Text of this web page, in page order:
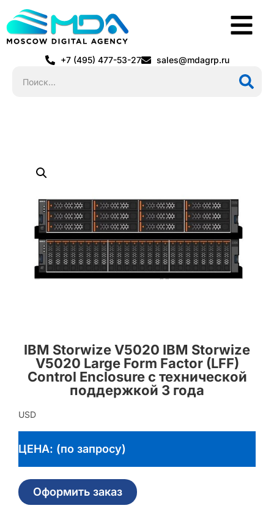
+7 (495) 477-53-27 sales@mdagrp.ru
IBM Storwize V5020 IBM Storwize
V5020 Large Form Factor (LFF)
Control Enclosure с технической
поддержкой 3 года
USD
ЦЕНА: (по запросу)
Оформить заказ